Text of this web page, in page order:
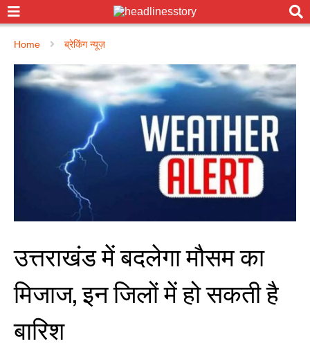
Home ब्रेकिंग न्यूज़
उत्तराखंड में बदलेगा मौसम का
मिजाज, इन जिलों में हो सकती है
बारिश